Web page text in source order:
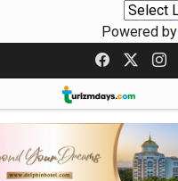
Powered by